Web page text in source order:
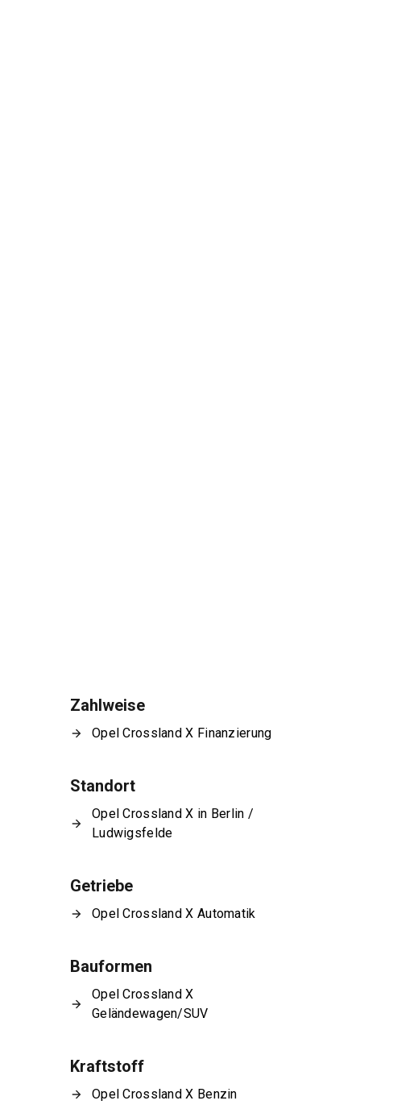
Zahlweise
Opel Crossland X Finanzierung
Standort
Opel Crossland X in Berlin /
Ludwigsfelde
Getriebe
Opel Crossland X Automatik
Bauformen
Opel Crossland X
Geländewagen/SUV
Kraftstoff
Opel Crossland X Benzin